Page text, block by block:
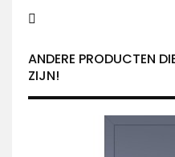
ANDERE PRODUCTEN
ZIJN!